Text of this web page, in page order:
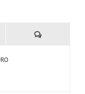
Comments